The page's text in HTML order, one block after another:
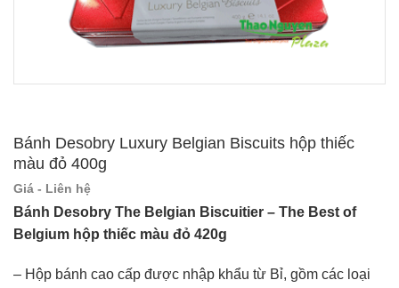
Bánh Desobry Luxury Belgian Biscuits hộp thiếc
màu đỏ 400g
Giá - Liên hệ
Bánh Desobry The Belgian Biscuitier – The Best of
Belgium hộp thiếc màu đỏ 420g
– Hộp bánh cao cấp được nhập khẩu từ Bỉ, gồm các loại